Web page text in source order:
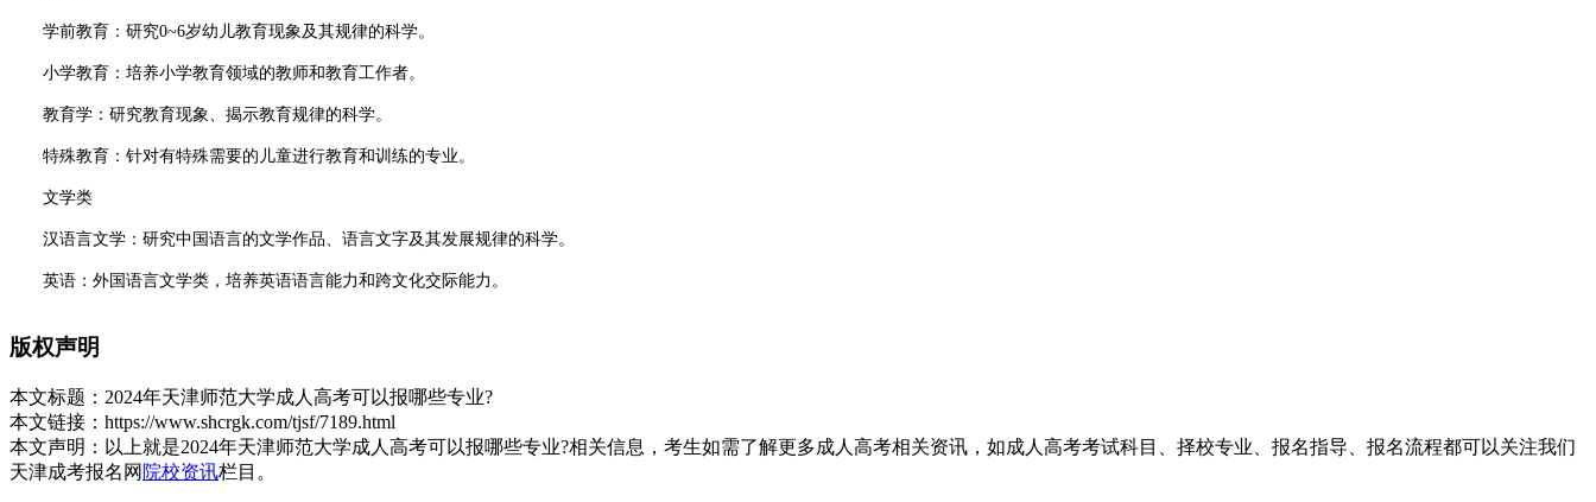
学前教育：研究0~6岁幼儿教育现象及其规律的科学。
小学教育：培养小学教育领域的教师和教育工作者。
教育学：研究教育现象、揭示教育规律的科学。
特殊教育：针对有特殊需要的儿童进行教育和训练的专业。
文学类
汉语言文学：研究中国语言的文学作品、语言文字及其发展规律的科学。
英语：外国语言文学类，培养英语语言能力和跨文化交际能力。
理工类
计算机科学与技术：研究信息技术的科学和应用。
电子信息工程：研究电子设备及信息系统的基本原理、设计、制造及应用。
版权声明
本文标题： 2024年天津师范大学成人高考可以报哪些专业?
本文链接： https://www.shcrgk.com/tjsf/7189.html
本文声明： 以上就是2024年天津师范大学成人高考可以报哪些专业?相关信息，考生如需了解更多成人高考相关资讯，如成人高考考试科目、择校专业、报名指导、报名流程都可以关注我们
天津成考报名网 院校资讯栏目。